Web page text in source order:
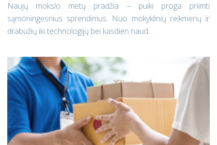
Naujų mokslo metų pradžia – puiki proga priimti
sąmoningesnius sprendimus. Nuo mokyklinių reikmenų ir
drabužių iki technologijų bei kasdien naud...